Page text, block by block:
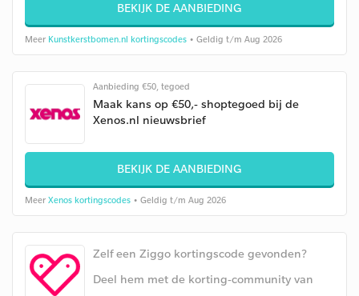
BEKIJK DE AANBIEDING
Meer Kunstkerstbomen.nl kortingscodes • Geldig t/m Aug 2026
Aanbieding €50, tegoed
Maak kans op €50,- shoptegoed bij de
Xenos.nl nieuwsbrief
BEKIJK DE AANBIEDING
Meer Xenos kortingscodes • Geldig t/m Aug 2026
Zelf een Ziggo kortingscode gevonden?
Deel hem met de korting-community van